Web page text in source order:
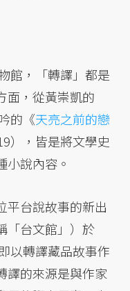
館，「轉譯」都是
面，從黃崇凱的
的《天亮之前的戀
），皆是將文學史
小說內容。
平台說故事的新出
「台文館」）於
以轉譯藏品故事作
譯的來源是與作家